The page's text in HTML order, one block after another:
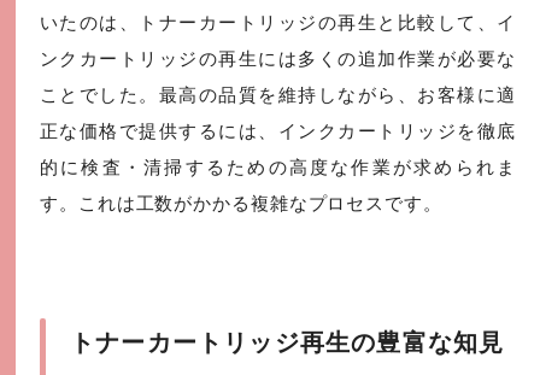
いたのは、トナーカートリッジの再生と比較して、イ
ンクカートリッジの再生には多くの追加作業が必要な
ことでした。最高の品質を維持しながら、お客様に適
正な価格で提供するには、インクカートリッジを徹底
的に検査・清掃するための高度な作業が求められま
す。これは工数がかかる複雑なプロセスです。
トナーカートリッジ再生の豊富な知見